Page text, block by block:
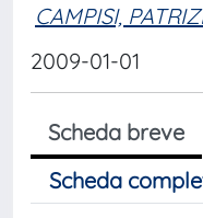
CAMPISI,
2009-01-01
Scheda breve
Scheda